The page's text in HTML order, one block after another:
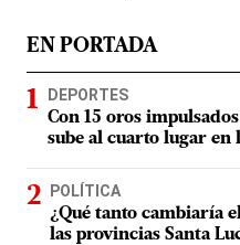
EN PORTADA
DEPORTES
Con 15 oros
sube al cuarto lugar en
POLÍTICA
¿Qué tanto cambiaría
las provincias Santa